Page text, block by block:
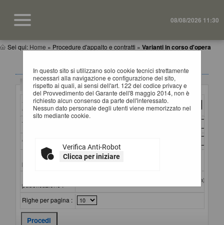
08/08/2026 11:30
Sei qui: Home » Procedure d'appalto e contratti » Varianti in corso d'opera
In questo sito si utilizzano solo cookie tecnici strettamente
necessari alla navigazione e configurazione del sito,
rispetto ai quali, ai sensi dell'art. 122 del codice privacy e
del Provvedimento del Garante dell'8 maggio 2014, non è
richiesto alcun consenso da parte dell'interessato.
Nessun dato personale degli utenti viene memorizzato nel
sito mediante cookie.
Verifica Anti-Robot
Clicca per iniziare
VARIANTI IN CORSO D'OPERA
Criteri di ricerca
Stazione
appaltante :
Titolo :
CIG :
Riferimento
procedura :
pubblicazione :
(gg/mm/aaaa)
Righe per pagina :